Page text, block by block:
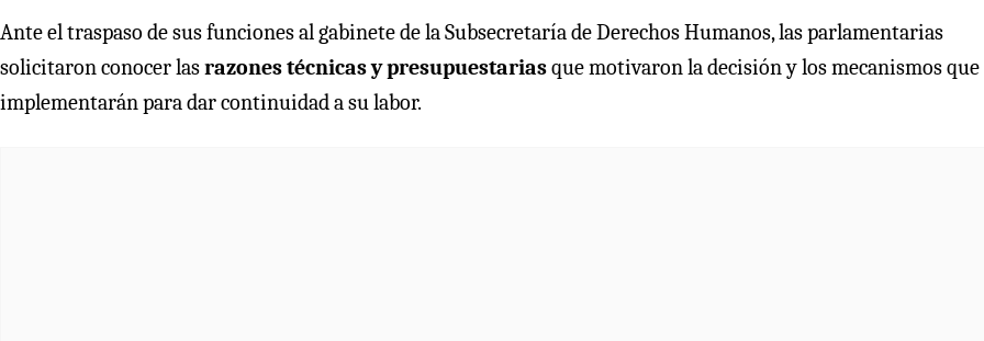
Ante el traspaso de sus funciones al gabinete de la Subsecretaría de Derechos Humanos, las parlamentarias
solicitaron conocer lasrazones técnicas y presupuestariasque motivaron la decisión y los mecanismos que
implementarán para dar continuidad a su labor.